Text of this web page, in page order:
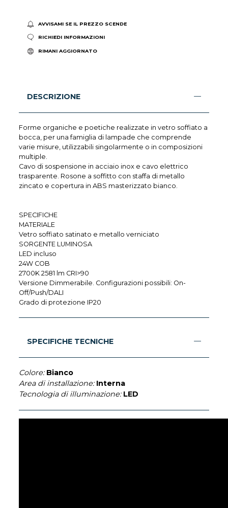
AVVISAMI SE IL PREZZO SCENDE
RICHIEDI INFORMAZIONI
RIMANI AGGIORNATO
DESCRIZIONE
Forme organiche e poetiche realizzate in vetro soffiato a
bocca, per una famiglia di lampade che comprende
varie misure, utilizzabili singolarmente o in composizioni
multiple.
Cavo di sospensione in acciaio inox e cavo elettrico
trasparente. Rosone a soffitto con staffa di metallo
zincato e copertura in ABS masterizzato bianco.
SPECIFICHE
MATERIALE
Vetro soffiato satinato e metallo verniciato
SORGENTE LUMINOSA
LED incluso
24W COB
2700K 2581 lm CRI>90
Versione Dimmerabile. Configurazioni possibili: On-
Off/Push/DALI
Grado di protezione IP20
SPECIFICHE TECNICHE
Colore: Bianco
Area di installazione: Interna
Tecnologia di illuminazione: LED